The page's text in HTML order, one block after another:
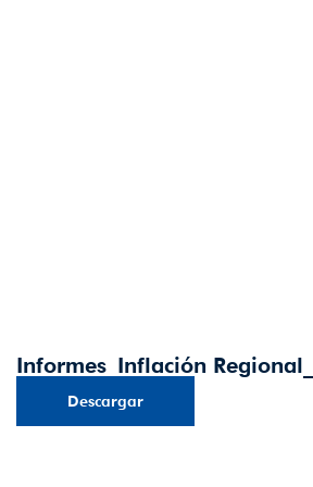
Informes_Inflación
Descargar